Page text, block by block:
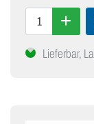
Lieferbar,